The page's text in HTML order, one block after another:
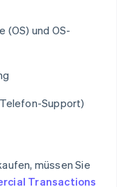
und OS-
Support)
müssen Sie
Transactions